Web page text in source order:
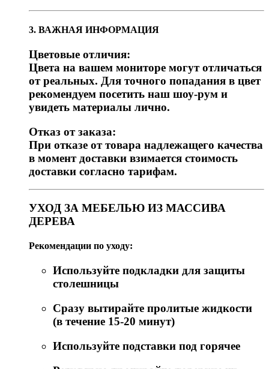
3. ВАЖНАЯ ИНФОРМАЦИЯ
Цветовые отличия:
Цвета на вашем мониторе могут отличаться
от реальных. Для точного попадания в цвет
рекомендуем посетить наш шоу-рум и
увидеть материалы лично.
Отказ от заказа:
При отказе от товара надлежащего качества
в момент доставки взимается стоимость
доставки согласно тарифам.
УХОД ЗА МЕБЕЛЬЮ ИЗ МАССИВА
ДЕРЕВА
Рекомендации по уходу:
Используйте подкладки для защиты
столешницы
Сразу вытирайте пролитые жидкости
(в течение 15-20 минут)
Используйте подставки под горячее